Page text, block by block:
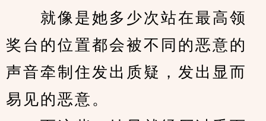
就像是她多少次站在最高领
奖台的位置都会被不同的恶意的
声音牵制住发出质疑，发出显而
易见的恶意。